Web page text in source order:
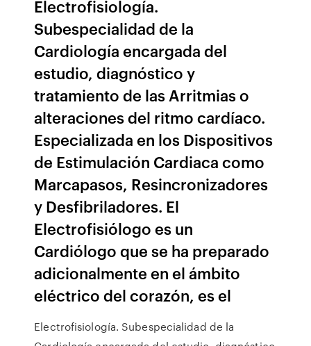
Electrofisiología.
Subespecialidad de la
Cardiología encargada del
estudio, diagnóstico y
tratamiento de las Arritmias o
alteraciones del ritmo cardíaco.
Especializada en los Dispositivos
de Estimulación Cardiaca como
Marcapasos, Resincronizadores
y Desfibriladores. El
Electrofisiólogo es un
Cardiólogo que se ha preparado
adicionalmente en el ámbito
eléctrico del corazón, es el
Electrofisiología. Subespecialidad de la